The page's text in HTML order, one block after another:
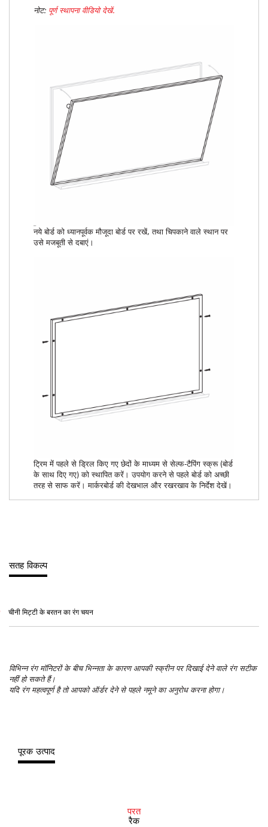
नोट: पूर्ण स्थापना वीडियो देखें.
नये बोर्ड को ध्यानपूर्वक मौजूदा बोर्ड पर रखें, तथा चिपकाने वाले स्थान पर
उसे मजबूती से दबाएं।
ट्रिम में पहले से ड्रिल किए गए छेदों के माध्यम से सेल्फ-टैपिंग स्क्रू (बोर्ड
के साथ दिए गए) को स्थापित करें। उपयोग करने से पहले बोर्ड को अच्छी
तरह से साफ करें। मार्करबोर्ड की देखभाल और रखरखाव के निर्देश देखें।
सतह विकल्प
चीनी मिट्टी के बरतन का रंग चयन
विभिन्न रंग मॉनिटरों के बीच भिन्नता के कारण आपकी स्क्रीन पर दिखाई देने वाले रंग सटीक
नहीं हो सकते हैं।
यदि रंग महत्वपूर्ण है तो आपको ऑर्डर देने से पहले नमूने का अनुरोध करना होगा।
पूरक उत्पाद
परत
रैक